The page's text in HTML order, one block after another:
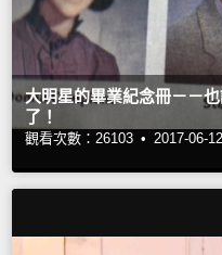
大明星的畢業紀念冊－－
了！
觀看次數：26103 • 2017-06-12